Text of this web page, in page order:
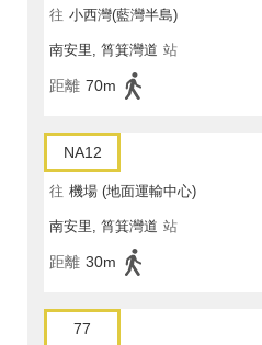
往 小西灣(藍灣半島)
南安里, 筲箕灣道 站
距離 70m
NA12
往 機場 (地面運輸中心)
南安里, 筲箕灣道 站
距離 30m
77